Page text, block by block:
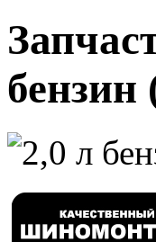
бензин